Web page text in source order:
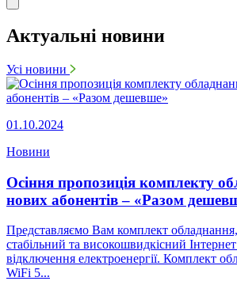
Актуальні новини
Усі новини
01.10.2024
Новини
Осіння пропозиція комплекту
нових абонентів – «Разом
Представляємо Вам комплект
стабільний та високошвидкісний Інтернет
відключення електроенергії. Комплект
WiFi 5...